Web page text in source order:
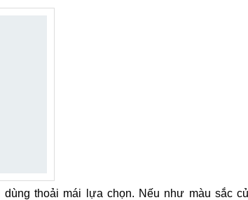
thoải mái lựa chọn. Nếu như màu sắc